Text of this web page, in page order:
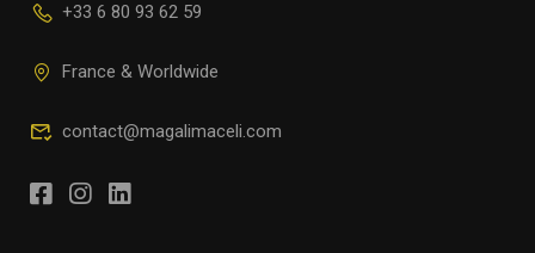
+33 6 80 93 62 59
France & Worldwide
contact@magalimaceli.com